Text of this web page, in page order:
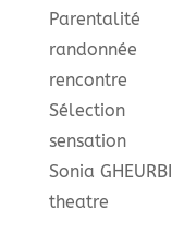
Parentalité
randonnée
rencontre
Sélection
sensation
Sonia GHEURBI
theatre